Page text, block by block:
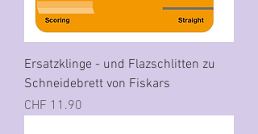
Ersatzklinge - und Flazschlitten zu
Schneidebrett von Fiskars
Preis
CHF 11.90